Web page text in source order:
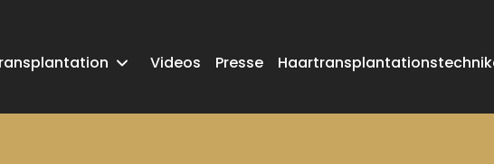
Videos Presse